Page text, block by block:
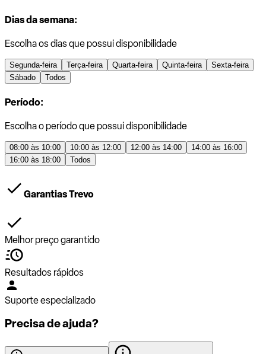
Dias da semana:
Escolha os dias que possui disponibilidade
Segunda-feira Terça-feira Quarta-feira Quinta-feira
Sexta-feira
Sábado
Todos
Período:
Escolha o período que possui disponibilidade
08:00 às 10:00 10:00 às 12:00 12:00 às 14:00
14:00 às 16:00
16:00 às 18:00
Todos
Garantias Trevo
Melhor preço garantido
Resultados rápidos
Suporte especializado
Precisa de ajuda?